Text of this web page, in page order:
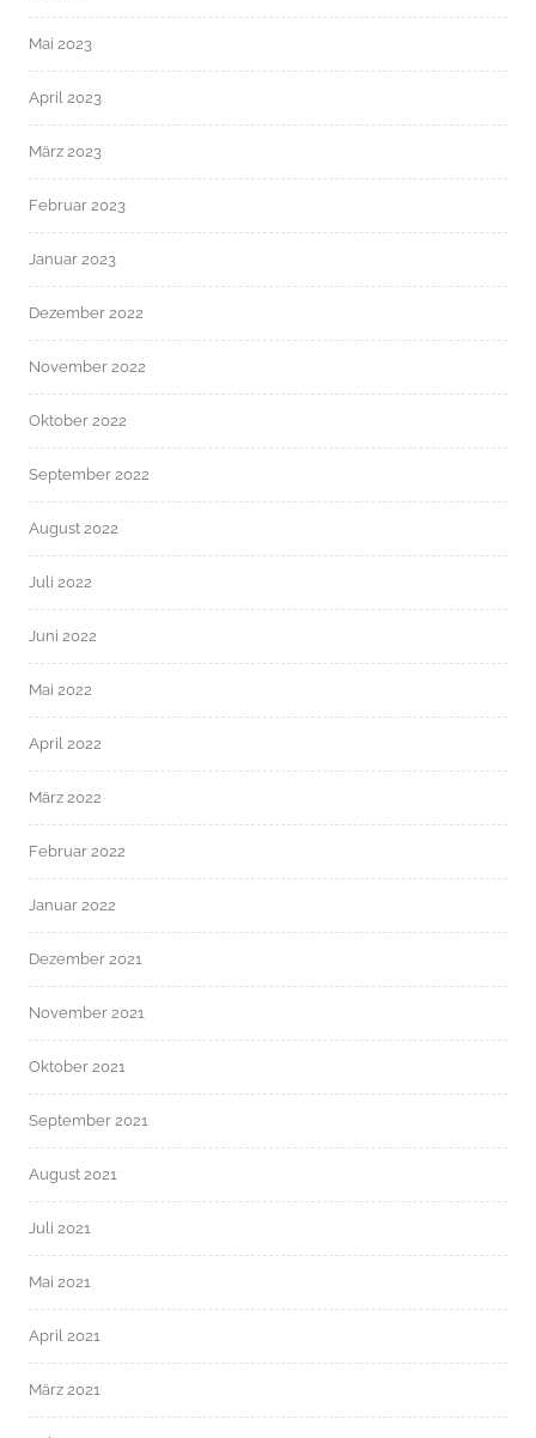
Mai 2023
April 2023
März 2023
Februar 2023
Januar 2023
Dezember 2022
November 2022
Oktober 2022
September 2022
August 2022
Juli 2022
Juni 2022
Mai 2022
April 2022
März 2022
Februar 2022
Januar 2022
Dezember 2021
November 2021
Oktober 2021
September 2021
August 2021
Juli 2021
Mai 2021
April 2021
März 2021